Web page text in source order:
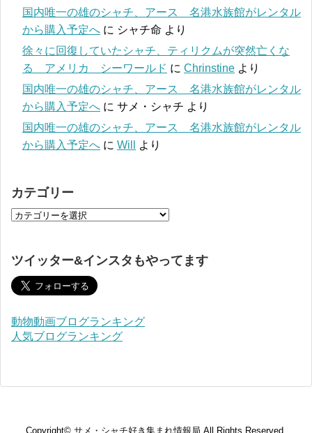
国内唯一の雄のシャチ、アース 名港水族館がレンタル
から購入予定へ に シャチ命 より
徐々に回復していたシャチ、ティリクムが突然亡くな
る アメリカ シーワールド に Chrinstine より
国内唯一の雄のシャチ、アース 名港水族館がレンタル
から購入予定へ に サメ・シャチ より
国内唯一の雄のシャチ、アース 名港水族館がレンタル
から購入予定へ に Will より
カテゴリー
ツイッター&インスタもやってます
動物動画ブログランキング
人気ブログランキング
Copyright© サメ・シャチ好き集まれ情報局 All Rights Reserved.